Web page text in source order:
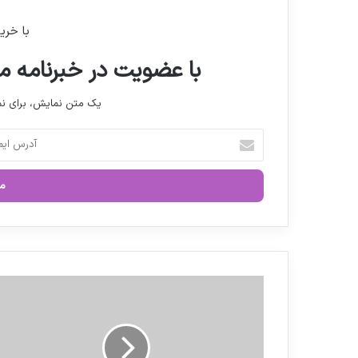
با
با عضویت در خبرنامه
یک متن نمایش،
ر
ا
ی